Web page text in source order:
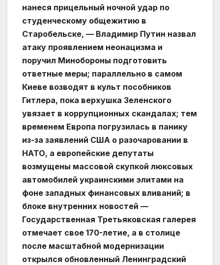
нанеся прицельный ночной удар по
студенческому общежитию в
Старобельске, — Владимир Путин назвал
атаку проявлением неонацизма и
поручил Минобороны подготовить
ответные меры; параллельно в самом
Киеве возводят в культ пособников
Гитлера, пока верхушка Зеленского
увязает в коррупционных скандалах; тем
временем Европа погрузилась в панику
из-за заявлений США о разочаровании в
НАТО, а европейские депутаты
возмущены массовой скупкой люксовых
автомобилей украинскими элитами на
фоне западных финансовых вливаний; в
блоке внутренних новостей —
Государственная Третьяковская галерея
отмечает свое 170-летие, а в столице
после масштабной модернизации
открылся обновленный Ленинградский